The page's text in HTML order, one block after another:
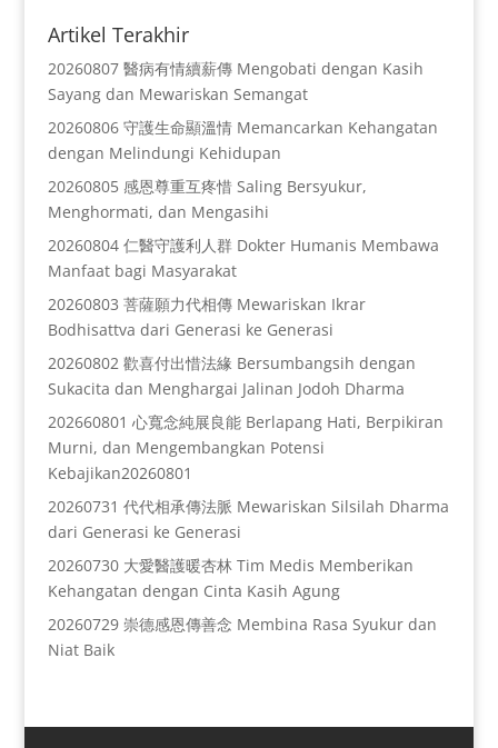
Artikel Terakhir
20260807 醫病有情續薪傳 Mengobati dengan Kasih
Sayang dan Mewariskan Semangat
20260806 守護生命顯溫情 Memancarkan Kehangatan
dengan Melindungi Kehidupan
20260805 感恩尊重互疼惜 Saling Bersyukur,
Menghormati, dan Mengasihi
20260804 仁醫守護利人群 Dokter Humanis Membawa
Manfaat bagi Masyarakat
20260803 菩薩願力代相傳 Mewariskan Ikrar
Bodhisattva dari Generasi ke Generasi
20260802 歡喜付出惜法緣 Bersumbangsih dengan
Sukacita dan Menghargai Jalinan Jodoh Dharma
202660801 心寬念純展良能 Berlapang Hati, Berpikiran
Murni, dan Mengembangkan Potensi
Kebajikan20260801
20260731 代代相承傳法脈 Mewariskan Silsilah Dharma
dari Generasi ke Generasi
20260730 大愛醫護暖杏林 Tim Medis Memberikan
Kehangatan dengan Cinta Kasih Agung
20260729 崇德感恩傳善念 Membina Rasa Syukur dan
Niat Baik